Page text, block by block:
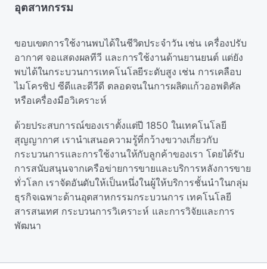
อุตสาหกรรม
ขอบเขตการใช้งานพบได้ในชีวิตประจําวัน เช่น เครื่องปรับ
อากาศ จอแสดงผลทีวี และการใช้งานด้านยานยนต์ แต่ยัง
พบได้ในกระบวนการเทคโนโลยีระดับสูง เช่น การเคลือบ
ไมโครชิป ซีดีและดีวีดี ตลอดจนในการผลิตแก้วออพติคัล
หรือเครื่องมือวิเคราะห์
ด้วยประสบการณ์ของเราตั้งแต่ปี 1850 ในเทคโนโลยี
สุญญากาศ เรานําเสนอความรู้ที่กว้างขวางเกี่ยวกับ
กระบวนการและการใช้งานให้กับลูกค้าของเรา โดยได้รับ
การสนับสนุนจากเครือข่ายการขายและบริการหลังการขาย
ทั่วโลก เราจัดอันดับให้เป็นหนึ่งในผู้ให้บริการชั้นนําในกลุ่ม
ธุรกิจเฉพาะด้านอุตสาหกรรมกระบวนการ เทคโนโลยี
สารสนเทศ กระบวนการวิเคราะห์ และการวิจัยและการ
พัฒนา